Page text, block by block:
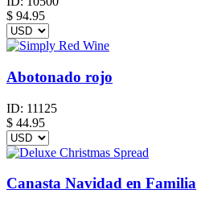
$ 94.95
Abotonado rojo
ID: 11125
$ 44.95
Canasta Navidad en Familia